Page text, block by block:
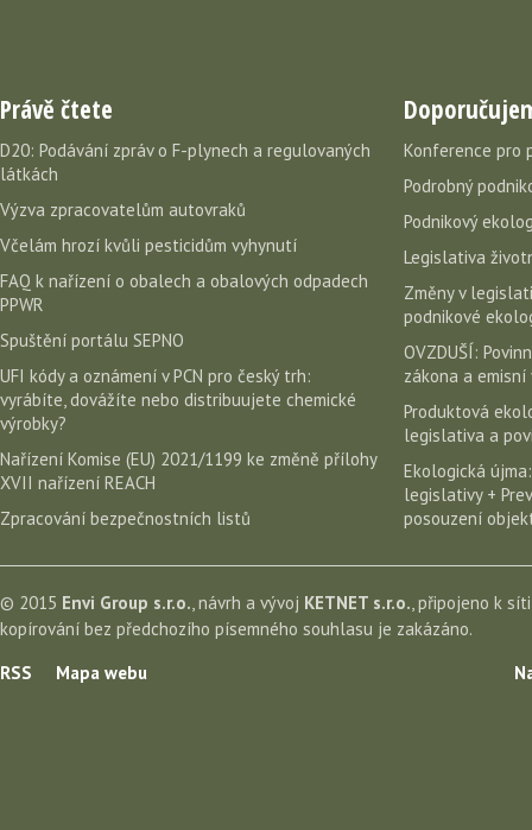
Právě čtete
D20: Podávání zpráv o F-plynech a regulovaných
látkách
Výzva zpracovatelům autovraků
Včelám hrozí kvůli pesticidům vyhynutí
FAQ k nařízení o obalech a obalových odpadech
PPWR
Spuštění portálu SEPNO
UFI kódy a oznámení v PCN pro český trh:
vyrábíte, dovážíte nebo distribuujete chemické
výrobky?
Nařízení Komise (EU) 2021/1199 ke změně přílohy
XVII nařízení REACH
Zpracování bezpečnostních listů
Konference pro
Podrobný
Podnikový
Legislativa
Změny v
podnikové
OVZDUŠÍ:
zákona a emisní
Produktová
legislativa a
Ekologická
legislativy +
posouzení
© 2015 Envi Group s.r.o., návrh a vývoj KETNET s.r.o., připojeno k
kopírování bez předchozího písemného souhlasu je zakázáno.
RSS
Mapa webu